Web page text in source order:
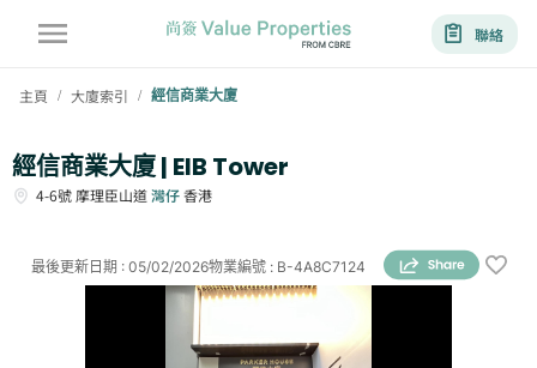
聯絡
主頁 / 大廈索引 / 經信商業大廈
經信商業大廈 | EIB Tower
4-6號 摩理臣山道灣仔香港
物業編號 : B-4A8C7124
最後更新日期 : 05/02/2026